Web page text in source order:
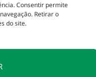
Consentir permite
Retirar o
do site.
do acervo do